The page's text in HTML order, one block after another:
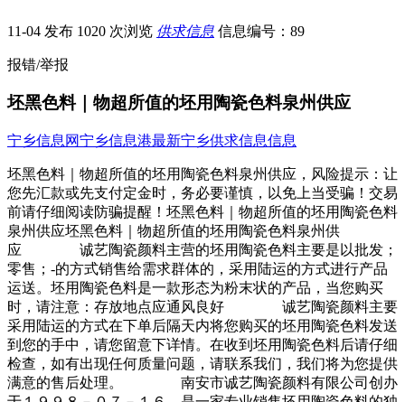
11-04 发布 1020 次浏览 供求信息 信息编号：89
报错/举报
坯黑色料｜物超所值的坯用陶瓷色料泉州供应
宁乡信息网宁乡信息港最新宁乡供求信息信息
坯黑色料｜物超所值的坯用陶瓷色料泉州供应，风险提示：让
您先汇款或先支付定金时，务必要谨慎，以免上当受骗！交易
前请仔细阅读防骗提醒！坯黑色料｜物超所值的坯用陶瓷色料
泉州供应坯黑色料｜物超所值的坯用陶瓷色料泉州供
应 诚艺陶瓷颜料主营的坯用陶瓷色料主要是以批发；
零售；-的方式销售给需求群体的，采用陆运的方式进行产品
运送。坯用陶瓷色料是一款形态为粉末状的产品，当您购买
时，请注意：存放地点应通风良好 诚艺陶瓷颜料主要
采用陆运的方式在下单后隔天内将您购买的坯用陶瓷色料发送
到您的手中，请您留意下详情。在收到坯用陶瓷色料后请仔细
检查，如有出现任何质量问题，请联系我们，我们将为您提供
满意的售后处理。 南安市诚艺陶瓷颜料有限公司创办